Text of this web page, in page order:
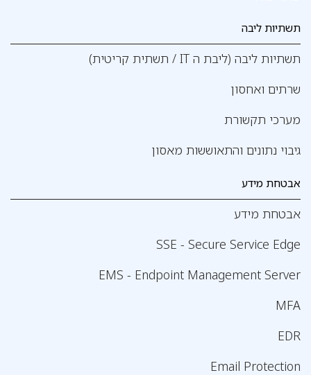
תשתיות ליבה
תשתיות ליבה (ליבת ה IT / תשתית קריטית)
שרתים ואחסון
מערכי תקשורת
גיבוי נתונים והתאוששות מאסון
אבטחת מידע
אבטחת מידע
SSE - Secure Service Edge
EMS - Endpoint Management Server
MFA
EDR
Email Protection